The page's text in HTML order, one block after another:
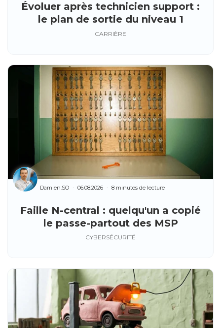
Évoluer après technicien support :
le plan de sortie du niveau 1
CARRIÈRE
Faille N-central : quelqu'un a copié
le passe-partout des MSP
Damien.SO 06.08.2026 8 minutes de lecture
CYBERSÉCURITÉ